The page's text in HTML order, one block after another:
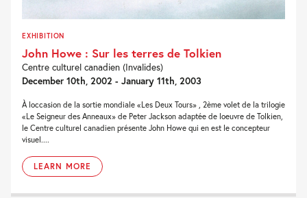
EXHIBITION
John Howe : Sur les terres de Tolkien
Centre culturel canadien (Invalides)
December 10th, 2002 - January 11th, 2003
À loccasion de la sortie mondiale «Les Deux Tours» , 2ème volet de la trilogie
«Le Seigneur des Anneaux» de Peter Jackson adaptée de loeuvre de Tolkien,
le Centre culturel canadien présente John Howe qui en est le concepteur
visuel....
LEARN MORE